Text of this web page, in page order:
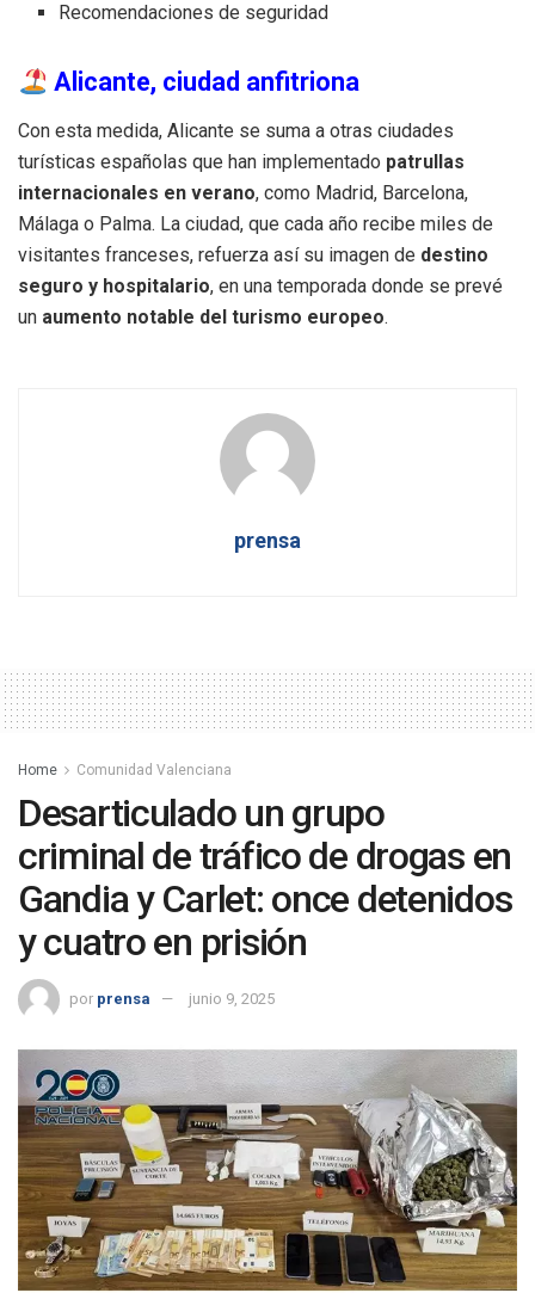
Recomendaciones de seguridad
Alicante, ciudad anfitriona
Con esta medida, Alicante se suma a otras ciudades
turísticas españolas que han implementado patrullas
internacionales en verano, como Madrid, Barcelona,
Málaga o Palma. La ciudad, que cada año recibe miles de
visitantes franceses, refuerza así su imagen de destino
seguro y hospitalario, en una temporada donde se prevé
un aumento notable del turismo europeo.
prensa
Home Comunidad Valenciana
Desarticulado un grupo
criminal de tráfico de drogas en
Gandia y Carlet: once detenidos
y cuatro en prisión
por prensa junio 9, 2025